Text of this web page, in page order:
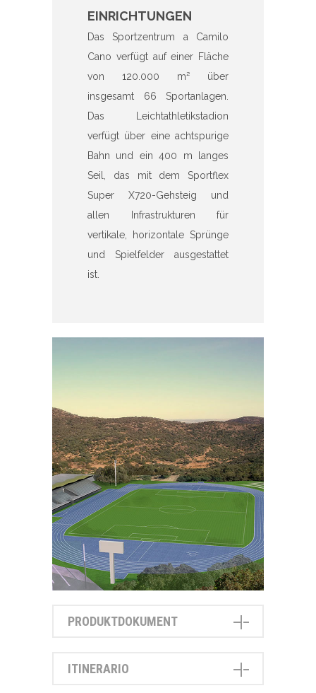
EINRICHTUNGEN
Das Sportzentrum a Camilo
Cano verfügt auf einer Fläche
von 120.000 m² über
insgesamt 66 Sportanlagen.
Das Leichtathletikstadion
verfügt über eine achtspurige
Bahn und ein 400 m langes
Seil, das mit dem Sportflex
Super X720-Gehsteig und
allen Infrastrukturen für
vertikale, horizontale Sprünge
und Spielfelder ausgestattet
ist.
PRODUKTDOKUMENT
ITINERARIO